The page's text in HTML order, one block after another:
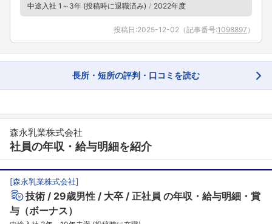
中途入社 1～3年 (投稿時に退職済み)
2022年度
投稿日:2025-12-02 （記事番号:1098897 ）
長所・短所の評判・口コミを読む
森永乳業株式会社
社員の年収・給与明細を紹介
[森永乳業株式会社]
技術 29歳男性 大卒 正社員 の年収・給与明細・賞
与（ボーナス）